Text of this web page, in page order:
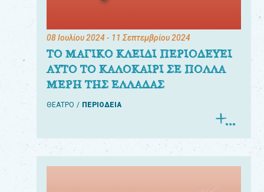
08 Ιουλίου 2024- 11 Σεπτεμβρίου 2024
ΤΟ ΜΑΓΙΚΟ ΚΛΕΙΔΙ ΠΕΡΙΟΔΕΥΕΙ
ΑΥΤΟ ΤΟ ΚΑΛΟΚΑΙΡΙ ΣΕ ΠΟΛΛΑ
ΜΕΡΗ ΤΗΣ ΕΛΛΑΔΑΣ
ΘΕΑΤΡΟ ΠΕΡΙΟΔΕΙΑ